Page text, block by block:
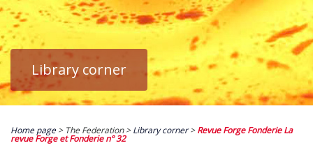
Library corner
Home page> The Federation >Library corner>Revue Forge Fonderie La
revue Forge et Fonderie n° 32